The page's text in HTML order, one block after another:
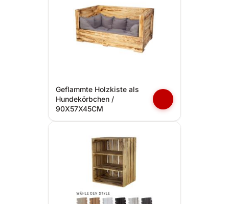
Geflammte Holzkiste als
Hundekörbchen /
90X57X45CM